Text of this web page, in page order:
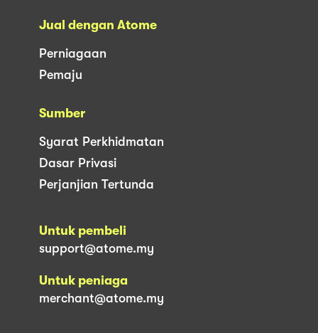
Jual dengan Atome
Perniagaan
Pemaju
Sumber
Syarat Perkhidmatan
Dasar Privasi
Perjanjian Tertunda
Untuk pembeli
support@atome.my
Untuk peniaga
merchant@atome.my